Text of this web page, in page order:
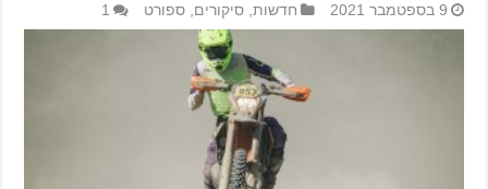
9 בספטמבר 2021 חדשות ,סיקורים ,ספורט 1